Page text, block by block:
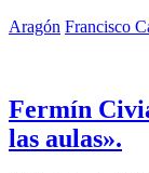
Aragón Francisco
Fermín
las aulas».